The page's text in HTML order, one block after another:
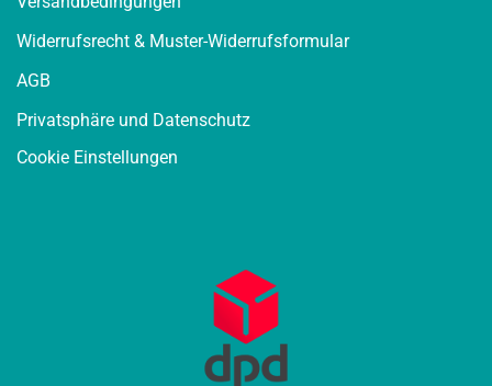
Widerrufsrecht & Muster-Widerrufsformular
AGB
Privatsphäre und Datenschutz
Cookie Einstellungen